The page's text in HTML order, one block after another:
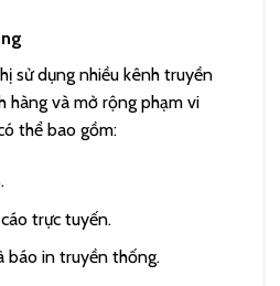
sử dụng nhiều kênh truyền
hàng và mở rộng phạm vi
thể bao gồm:
trực tuyến.
báo in truyền thống.